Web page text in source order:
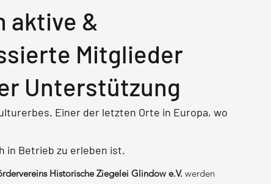
aktive &
Mitglieder
Unterstützung
Einer der letzten Orte in Europa, wo
in Betrieb zu erleben ist.
Historische Ziegelei Glindow e.V. werden